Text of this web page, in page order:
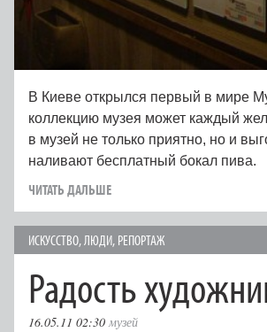
В Киеве открылся первый в мире
коллекцию музея может каждый
в музей не только приятно, но и
наливают бесплатный бокал пива.
ЧИТАТЬ ДАЛЬШЕ
ИСКУССТВО,ЛЮДИ, РЕПОРТАЖ
Радость
16.05.11 02:30 музей